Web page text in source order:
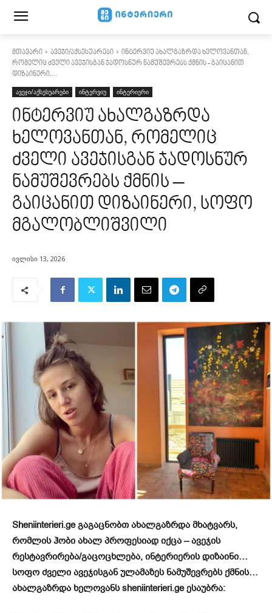
მთავარი ავეჯი/აქსესუარები
ინტერვიუ ახალგაზრდა ხელოვანთან,
რომელიც ძველი ავეჯისგან ჯადოსნურ ნამუშევრებს ქმნის - გაიცანით
დიზაინერი,...
ავეჯი/აქსესუარები ინტერვიუ ინტერიერი
ინტერვიუ ახალგაზრდა
ხელოვანთან, რომელიც
ძველი ავეჯისგან ჯადოსნურ
ნამუშევრებს ქმნის –
გაიცანით დიზაინერი, სოფო
მგალობლიშვილი
ივლისი 13, 2026
Sheniinterieri.ge გაგაცნობთ ახალგაზრდა მხატვარს,
რომლის ჰობი ახალ პროფესიად იქცა – ავეჯის
რესტავრირება/გაცოცხლება, ინტერიერის დიზაინი…
სოფო ძველი ავეჯისგან ულამაზეს ნამუშევრებს ქმნის…
ახალგაზრდა ხელოვანს sheniinterieri.ge ესაუბრა: